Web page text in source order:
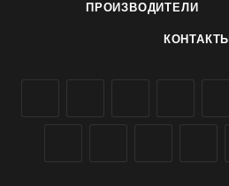
ПРОИЗВОДИТЕЛИ
КОНТАКТЫ